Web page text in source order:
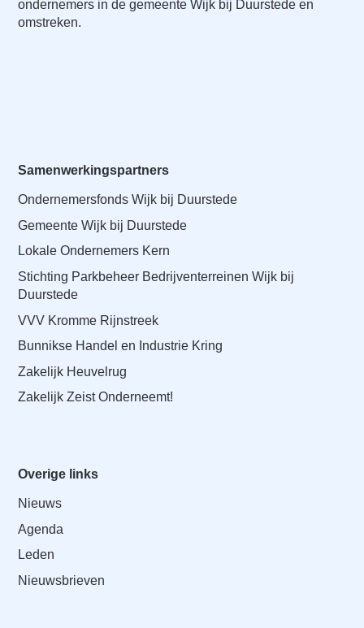
ondernemers in de gemeente Wijk bij Duurstede en
omstreken.
Samenwerkingspartners
Ondernemersfonds Wijk bij Duurstede
Gemeente Wijk bij Duurstede
Lokale Ondernemers Kern
Stichting Parkbeheer Bedrijventerreinen Wijk bij
Duurstede
VVV Kromme Rijnstreek
Bunnikse Handel en Industrie Kring
Zakelijk Heuvelrug
Zakelijk Zeist Onderneemt!
Overige links
Nieuws
Agenda
Leden
Nieuwsbrieven